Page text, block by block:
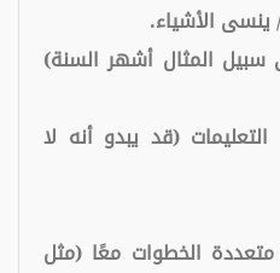
الأشياء.
المثال أشهر السنة)
(قد يبدو أنه لا
الخطوات معًا (مثل